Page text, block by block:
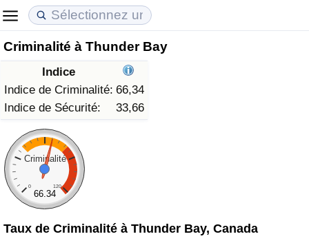
Criminalité à Thunder Bay
Indice
Indice de Criminalité: 66,34
Indice de Sécurité:
33,66
Criminalité
0 120
66.34
Taux de Criminalité à Thunder Bay, Canada
Coût de la vie
Indice du Coût de la Vie (Actuel)
Indice du Coût de la Vie
Indice du coût de la vie par pays
à Akaba
Prix de l'immobilier
Indice des Prix de l'immobilier (Actuel)
Indice des Prix de l'immobilier
Indice des Prix de l'immobilier par Pays
Qualité de Vie
Indice de Qualité de Vie
Indice de Qualité de Vie (Actuel)
Indice de qualité de vie par pays
Criminalité
Indice de Criminalité (Actuel)